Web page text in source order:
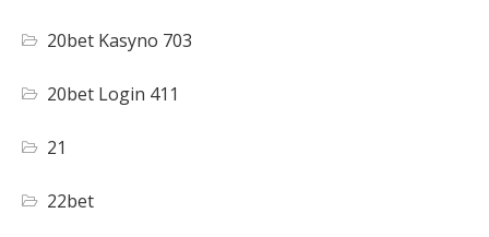
20bet Kasyno 703
20bet Login 411
21
22bet